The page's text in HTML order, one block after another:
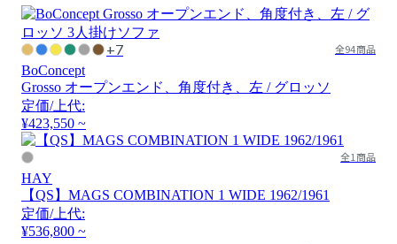
+7 全94商品
BoConcept
Grosso オープンエンド、角度付き、左 / グロッソ
定価/上代:
¥423,550 ~
全1商品
HAY
【QS】MAGS COMBINATION 1 WIDE 1962/1961
定価/上代:
¥536,800 ~